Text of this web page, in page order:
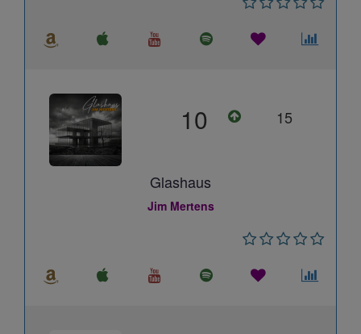
10 15
Glashaus
Jim Mertens